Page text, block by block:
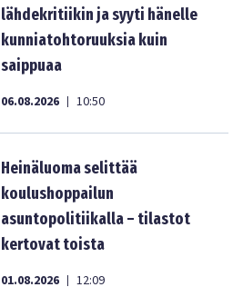
lähdekritiikin ja syyti hänelle
kunniatohtoruuksia kuin
saippuaa
06.08.2026 | 10:50
Heinäluoma selittää
koulushoppailun
asuntopolitiikalla – tilastot
kertovat toista
01.08.2026 | 12:09